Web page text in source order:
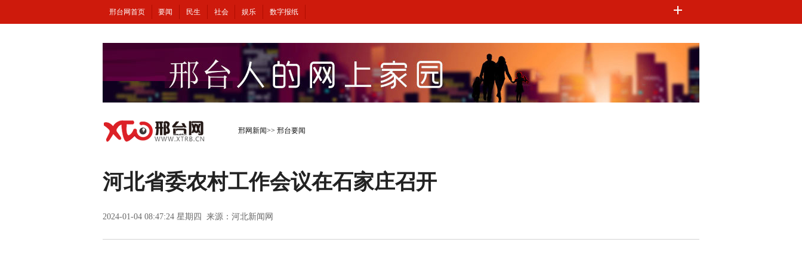
邢台网首页 要闻 民生 社会 娱乐 数字报纸
邢网新闻>> 邢台要闻
河北省委农村工作会议在石家庄召开
2024-01-04 08:47:24 星期四 来源：河北新闻网